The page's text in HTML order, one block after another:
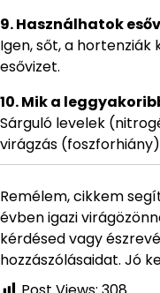
9. Használhatok
Igen, sőt, a hortenziák
esővizet.
10. Mik a
Sárguló levelek
virágzás
Remélem, cikkem
évben igazi
kérdésed vagy
hozzászólásaidat. Jó